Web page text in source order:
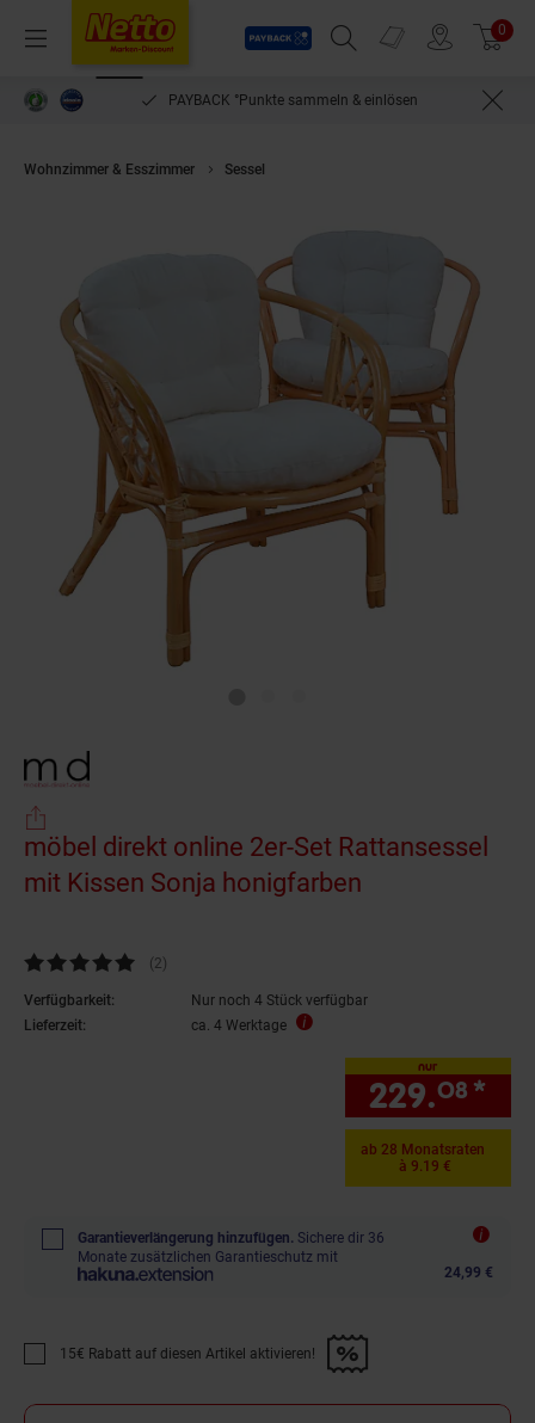
Menü
Payback
Suchfeld einblenden
Prospekte 0
PAYBACK °Punkte sammeln & einlösen
Wohnzimmer & Esszimmer Sessel
möbel direkt online 2er-Set Rattansessel
mit Kissen Sonja honigfarben
Kundenbewertung: 5 von 5 Sternen
(2Kundenbewertungen
)
Verfügbarkeit:
Nur noch 4 Stück verfügbar
Lieferzeit:
ca. 4 Werktage
nur
229.08 *
ab 28 Monatsraten
à 9.19 €
Garantieverlängerung hinzufügen. Sichere dir 36
Monate zusätzlichen Garantieschutz mit
24,99 €
Promotion "15€ Rabatt auf diesen Artikel aktivieren!" anwenden
15€ Rabatt auf diesen Artikel aktivieren!